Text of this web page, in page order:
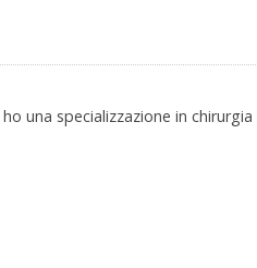
una specializzazione in